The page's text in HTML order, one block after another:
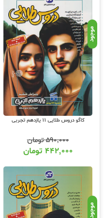
ارسال رایگان سفارش داده و درب منزل
وب سایت فروش اینترنتی کتابهای کمک
سفارشات شما روی هر خرید یک هدیه رایگان
کمک آموزشی تمامی مقاطع تحصیلی تا
نمایید. برای اطلاع از شرایط ویژه تخفیف
شما عزیزان است و برای پیگیری سفارشات
مرسولات پستی از موقعیت
موجود
کاگو دروس طلایی 11 یازدهم تجربی
۵۹۰,۰۰۰تومان
۴۴۲,۰۰۰ تومان
موجود